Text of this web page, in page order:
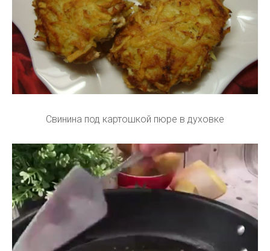
Свинина под картошкой пюре в духовке